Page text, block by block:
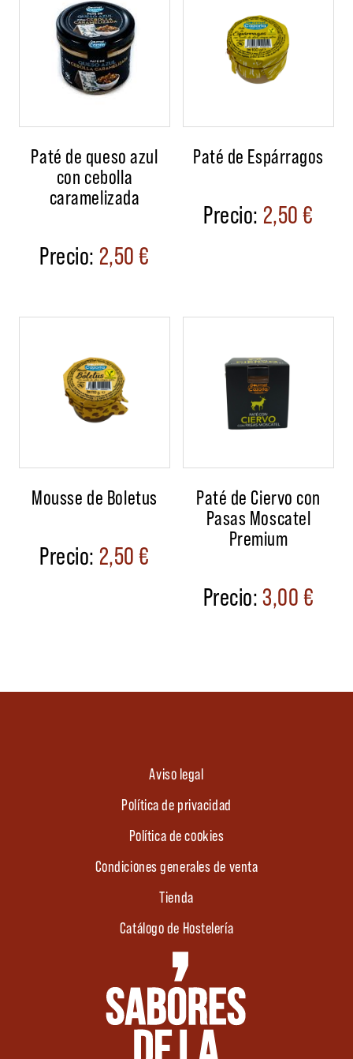
Paté de queso azul
con cebolla
caramelizada
2,50€
Paté de Espárragos
2,50€
Mousse de Boletus
2,50€
Paté de Ciervo con
Pasas Moscatel
Premium
3,00€
Aviso legal
Política de privacidad
Política de cookies
Condiciones generales de venta
Tienda
Catálogo de Hostelería